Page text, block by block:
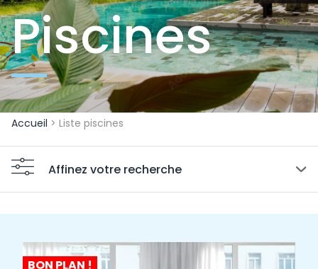
Piscines
Accueil > Liste piscines
Affinez votre recherche
BON PLAN !